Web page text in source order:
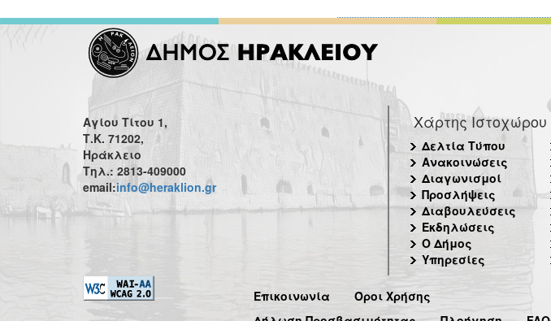
Αγίου Τίτου 1,
Τ.Κ. 71202,
Ηράκλειο
Τηλ.: 2813-409000
email:info@heraklion.gr
Χάρτης Ιστοχώρου
Δελτία Τύπου
Ανακοινώσεις
Διαγωνισμοί
Προσλήψεις
Διαβουλεύσεις
Εκδηλώσεις
Ο Δήμος
Υπηρεσίες
Επικοινωνία
Όροι Χρήσης